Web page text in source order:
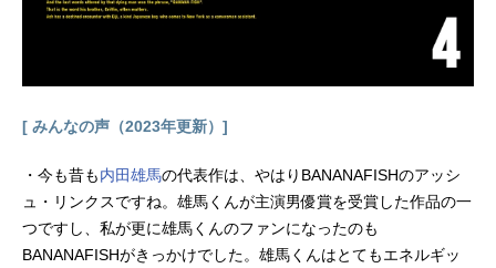
美術設定・美術監督：守安靖尚色彩
設計：横田明日香撮影監督：長瀬由
[ みんなの声（2023年更新）]
・今も昔も内田雄馬の代表作は、やはりBANANAFISHのアッシ
ュ・リンクスですね。雄馬くんが主演男優賞を受賞した作品の一
つですし、私が更に雄馬くんのファンになったのも
BANANAFISHがきっかけでした。雄馬くんはとてもエネルギッ